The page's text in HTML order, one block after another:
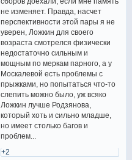
не изменяет. Правда, насчет
перспективности этой пары я не
уверен, Ложкин для своего
возраста смотрелся физически
недостаточно сильным и
мощным по меркам парного, а у
Москалевой есть проблемы с
прыжками, но попытаться что-то
слепить можно было, уж всяко
Ложкин лучше Родзянова,
который хоть и сильно младше,
но имеет столько багов и
проблем...
+2